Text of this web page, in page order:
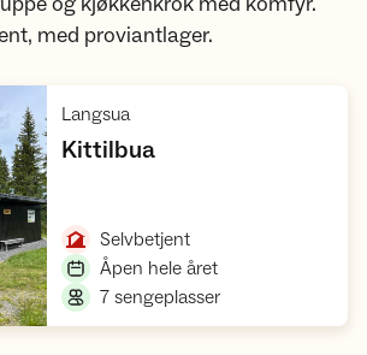
med proviantlager.
Langsua
Kittilbua,
Selvbetjent,
Åpen hele året,
7 sengeplasser,